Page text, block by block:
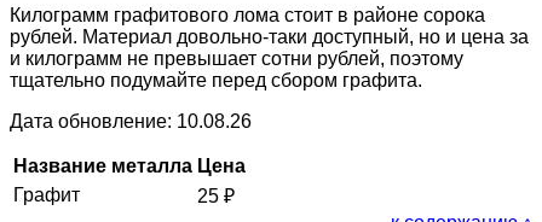
Килограмм графитового лома стоит в районе сорока
рублей. Материал довольно-таки доступный, но и цена за
и килограмм не превышает сотни рублей, поэтому
тщательно подумайте перед сбором графита.
Дата обновление: 10.08.26
Название металла Цена
Графит
25 ₽